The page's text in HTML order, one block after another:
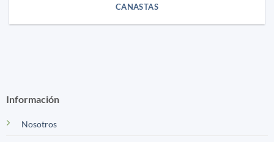
CANASTAS
Información
Nosotros